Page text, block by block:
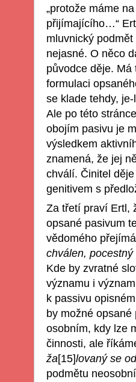
„protože máme
přijímajícího…“
mluvnický
nejasné. O něco
původce děje.
formulaci
se klade tehdy,
Ale po této
obojím pasivu je
výsledkem
znamená, že jej
chválí. Činitel
genitivem s
Za třetí praví Ertl,
opsané pasivum
vědomého
chválen,
Kde by zvratné
významu i
k passivu
by možné
osobním, kdy lze
činnosti, ale
ža[15]lovaný se
podmětu